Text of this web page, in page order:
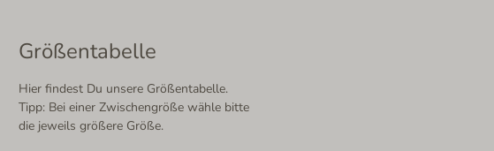
Größentabelle
Hier findest Du unsere Größentabelle.
Tipp: Bei einer Zwischengröße wähle bitte
die jeweils größere Größe.